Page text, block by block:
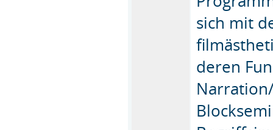
sich mit
deren